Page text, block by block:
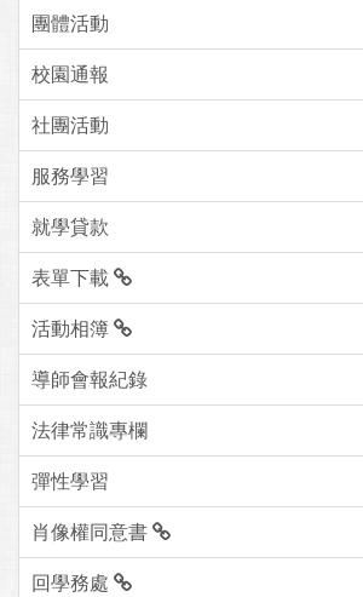
團體活動
校園通報
社團活動
服務學習
就學貸款
表單下載
活動相簿
導師會報紀錄
法律常識專欄
彈性學習
肖像權同意書
回學務處